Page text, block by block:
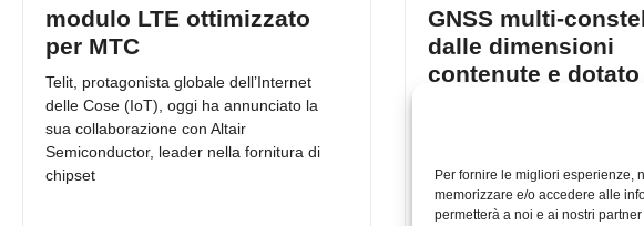
Per fornire le migliori esperienze,
memorizzare e/o accedere alle
permetterà a noi e ai nostri
modulo LTE ottimizzato
per MTC
Telit, protagonista globale dell’Internet
delle Cose (IoT), oggi ha annunciato la
sua collaborazione con Altair
Semiconductor, leader nella fornitura di
chipset
GNSS multi-
dalle dimensioni
contenute e dotato
lancio di Jupiter SE873, il
più avanzato attualmente